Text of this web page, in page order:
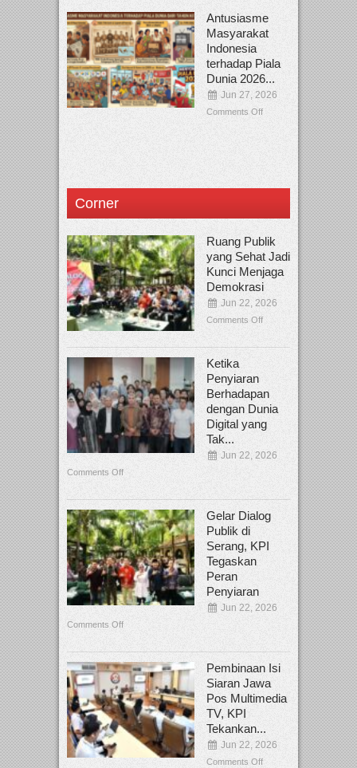
Antusiasme
Masyarakat
Indonesia
terhadap Piala
Dunia 2026...
Jun 27, 2026
Comments Off
Corner
Ruang Publik
yang Sehat Jadi
Kunci Menjaga
Demokrasi
Jun 22, 2026
Comments Off
Ketika
Penyiaran
Berhadapan
dengan Dunia
Digital yang
Tak...
Jun 22, 2026
Comments Off
Gelar Dialog
Publik di
Serang, KPI
Tegaskan
Peran
Penyiaran
Jun 22, 2026
Comments Off
Pembinaan Isi
Siaran Jawa
Pos Multimedia
TV, KPI
Tekankan...
Jun 22, 2026
Comments Off